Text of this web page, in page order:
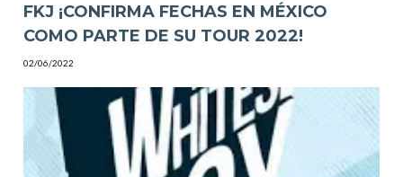
FKJ ¡CONFIRMA FECHAS EN MÉXICO
COMO PARTE DE SU TOUR 2022!
02/06/2022